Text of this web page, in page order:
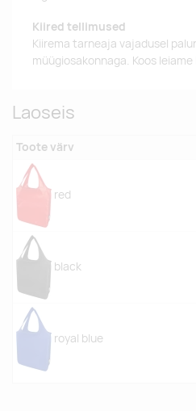
Kiired tellimused
Kiirema tarneaja vajadusel
müügiosakonnaga. Koos
Laoseis
Toote värv
red
black
royal blue